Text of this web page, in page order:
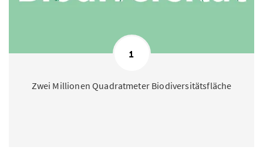
1
Zwei Millionen Quadratmeter Biodiversitätsfläche